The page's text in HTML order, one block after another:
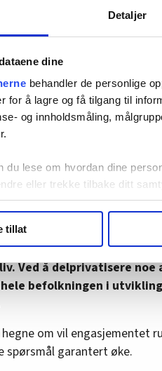
Detaljer
dine
behandler de personlige
for å lagre og få tilgang til
og innholdsmåling,
du lese om hvordan dine
eller trekke tilbake ditt
frifagbevegelse.no, hk-
blir brukt slik at vi tilby
er angitt i oversikten lengre
tillat
uten allmenne svar.
hender.
at folk blir bevisstgjort at
er penger som bør
skaffe seg og forstå
til å bli hundre år
nok juble, inntil de skjønner
for sparemidler. Men de
velferd enn når alt ansvar
å se så få som
Ved å delprivatisere noe
befolkningen i
om vil engasjementet
spørsmål garantert øke.